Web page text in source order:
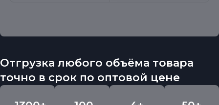
Отгрузка любого объёма товара
точно в срок по оптовой цене